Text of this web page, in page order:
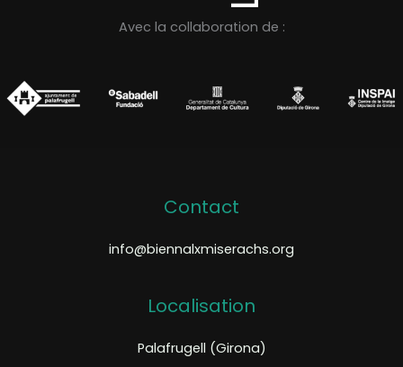
Avec la collaboration de :
Contact
info@biennalxmiserachs.org
Localisation
Palafrugell (Girona)